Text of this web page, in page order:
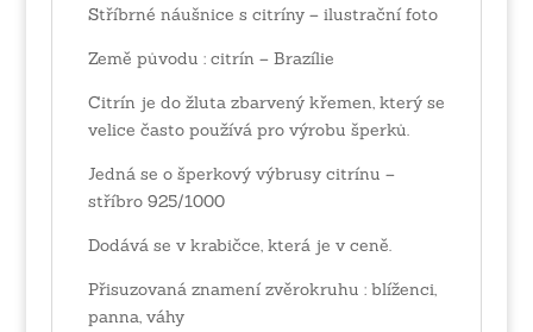
Stříbrné náušnice s citríny – ilustrační foto
Země původu : citrín – Brazílie
Citrín je do žluta zbarvený křemen, který se
velice často používá pro výrobu šperků.
Jedná se o šperkový výbrusy citrínu –
stříbro 925/1000
Dodává se v krabičce, která je v ceně.
Přisuzovaná znamení zvěrokruhu : blíženci,
panna, váhy